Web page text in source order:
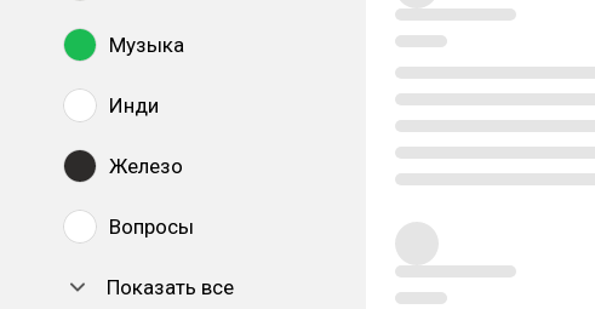
Музыка
Инди
Железо
Вопросы
Показать все